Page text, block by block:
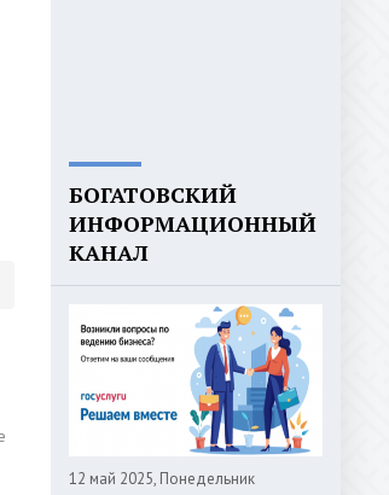
БОГАТОВСКИЙ
ИНФОРМАЦИОННЫЙ
КАНАЛ
12 май 2025, Понедельник